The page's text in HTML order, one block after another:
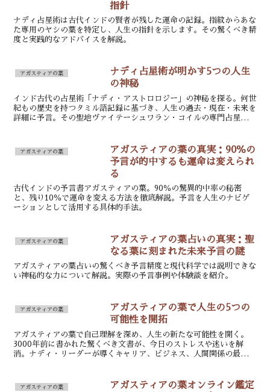
指針
ナディ占星術は古代インドの賢者が残した運命の記録。指紋からあな
た専用のヤシの葉を特定し、人生の指針を示します。その驚くべき精
度と実践的なアドバイスを解説。
アガスティアの葉
ナディ占星術が明かす5つの人生
の神秘
インド古代の占星術「ナディ・アストロロジー」の神秘を探る。何世
紀もの歴史を持つタミル語記録に基づき、人生の過去・現在・未来を
詳細に予言。その聖地ヴァイテーシュワラン・コイルの専門占星術師
アガスティアの葉
アガスティアの葉の真実：90％の
予言が的中するも運命は変えられ
る
古代インドの予言書アガスティアの葉。90％の驚異的中率の秘密
と、残り10％で運命を変える方法を徹底解説。予言を人生のナビゲ
ーションとして活用する具体的手法。
アガスティアの葉
アガスティアの葉占いの真実：聖
なる葉に刻まれた未来予言の謎
アガスティアの葉占いの驚くべき予言精度と現代科学では説明できな
い神秘的な力について解説。実際の予言事例や体験談を紹介。
アガスティアの葉
アガスティアの葉で人生の5つの
可能性を開拓
アガスティアの葉で自己理解を深め、人生の新たな可能性を開く。
3000年前に書かれた驚くべき文書が、今日のストレスや迷いを解
消。ナディ・リーダーが導くキャリア、ビジネス、人間関係の最適な
アガスティアの葉
アガスティアの葉オンライン鑑定